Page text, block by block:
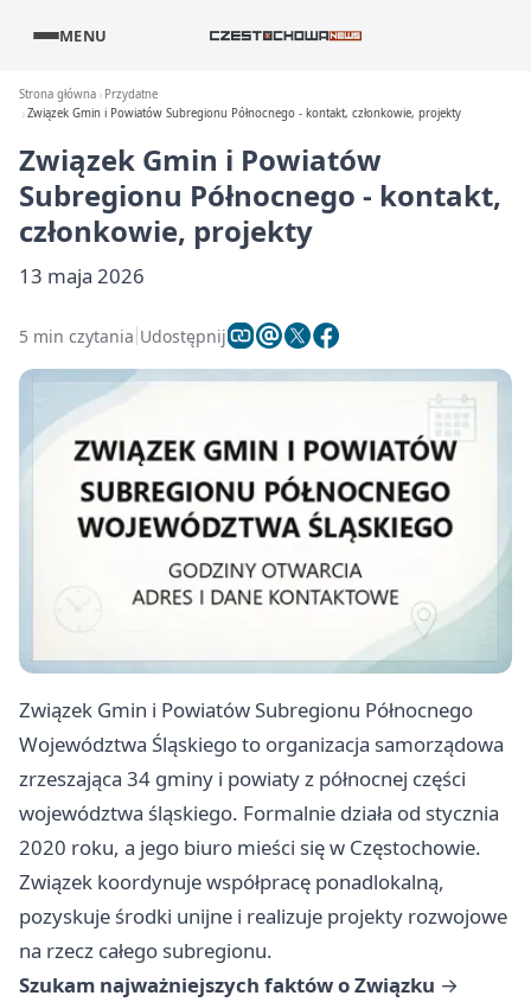
MENU
Strona główna
Przydatne
Związek Gmin i Powiatów Subregionu Północnego - kontakt, członkowie, projekty
Związek Gmin i Powiatów
Subregionu Północnego - kontakt,
członkowie, projekty
13 maja 2026
5 min czytania Udostępnij
Związek Gmin i Powiatów Subregionu Północnego
Województwa Śląskiego to organizacja samorządowa
zrzeszająca 34 gminy i powiaty z północnej części
województwa śląskiego. Formalnie działa od stycznia
2020 roku, a jego biuro mieści się w Częstochowie.
Związek koordynuje współpracę ponadlokalną,
pozyskuje środki unijne i realizuje projekty rozwojowe
na rzecz całego subregionu.
Szukam najważniejszych faktów o Związku →